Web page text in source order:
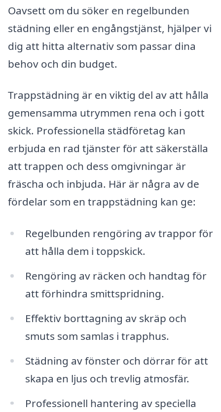
Oavsett om du söker en regelbunden
städning eller en engångstjänst, hjälper vi
dig att hitta alternativ som passar dina
behov och din budget.
Trappstädning är en viktig del av att hålla
gemensamma utrymmen rena och i gott
skick. Professionella städföretag kan
erbjuda en rad tjänster för att säkerställa
att trappen och dess omgivningar är
fräscha och inbjuda. Här är några av de
fördelar som en trappstädning kan ge:
Regelbunden rengöring av trappor för
att hålla dem i toppskick.
Rengöring av räcken och handtag för
att förhindra smittspridning.
Effektiv borttagning av skräp och
smuts som samlas i trapphus.
Städning av fönster och dörrar för att
skapa en ljus och trevlig atmosfär.
Professionell hantering av speciella